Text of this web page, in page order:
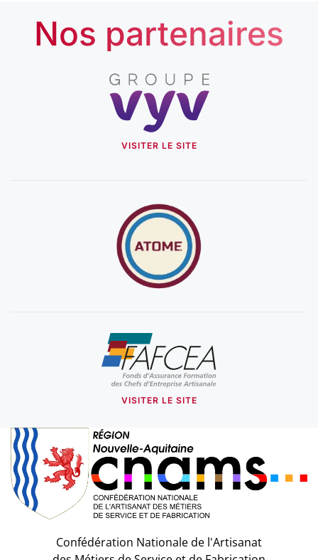
Nos partenaires
VISITER LE SITE
VISITER LE SITE
Confédération Nationale de l'Artisanat